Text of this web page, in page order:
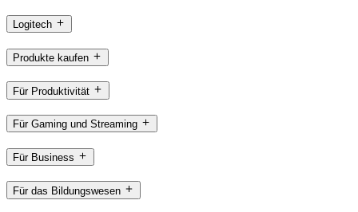
Logitech
Produkte kaufen
Für Produktivität
Für Gaming und Streaming
Für Business
Für das Bildungswesen